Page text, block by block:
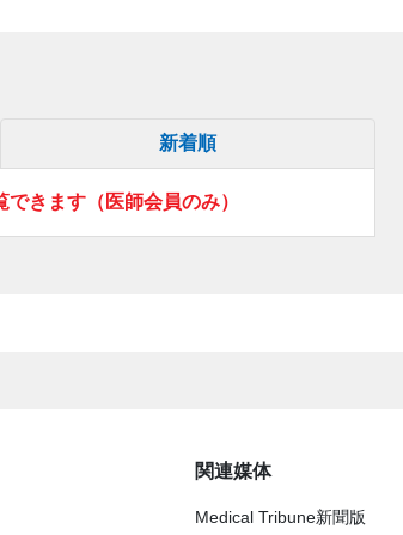
新着順
きます（医師会員のみ）
関連媒体
Medical Tribune新聞版